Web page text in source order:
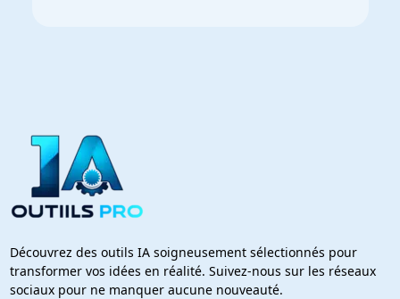
Découvrez des outils IA soigneusement sélectionnés pour
transformer vos idées en réalité. Suivez-nous sur les réseaux
sociaux pour ne manquer aucune nouveauté.